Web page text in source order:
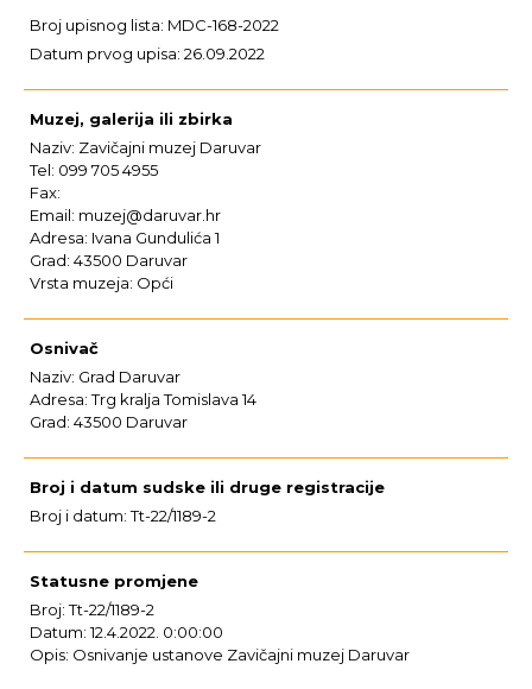
Broj upisnog lista: MDC-168-2022
Datum prvog upisa: 26.09.2022
Muzej, galerija ili zbirka
Naziv: Zavičajni muzej Daruvar
Tel: 099 705 4955
Fax:
Email: muzej@daruvar.hr
Adresa: Ivana Gundulića 1
Grad: 43500 Daruvar
Vrsta muzeja: Opći
Osnivač
Naziv: Grad Daruvar
Adresa: Trg kralja Tomislava 14
Grad: 43500 Daruvar
Broj i datum sudske ili druge registracije
Broj i datum: Tt-22/1189-2
Statusne promjene
Broj: Tt-22/1189-2
Datum: 12.4.2022. 0:00:00
Opis: Osnivanje ustanove Zavičajni muzej Daruvar